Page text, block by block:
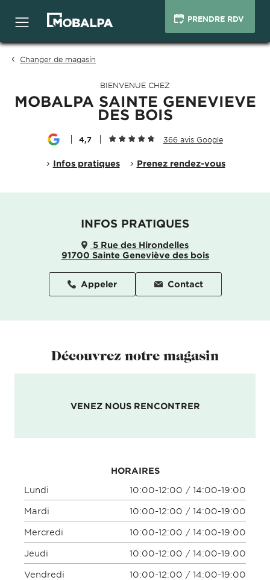
PRENDRE RDV
Changer de magasin
BIENVENUE CHEZ
MOBALPA SAINTE GENEVIEVE
DES BOIS
4,7 366 avis Google
Infos pratiques Prenez rendez-vous
INFOS PRATIQUES
5 Rue des Hirondelles
91700 Sainte Geneviève des bois
Appeler Contact
Découvrez notre magasin
VENEZ NOUS RENCONTRER
HORAIRES
Lundi
10:00-12:00 / 14:00-19:00
Mardi 10:00-12:00 / 14:00-19:00
Mercredi 10:00-12:00 / 14:00-19:00
Jeudi 10:00-12:00 / 14:00-19:00
Vendredi 10:00-12:00 / 14:00-19:00